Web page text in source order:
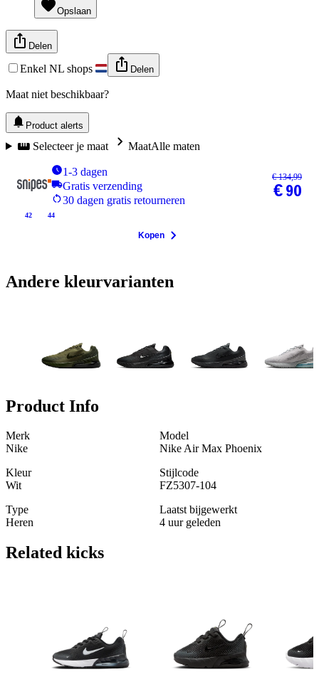
Opslaan
Delen
Enkel NL shops Delen
Maat niet beschikbaar?
Product alerts
Selecteer je maat MaatAlle maten
1-3 dagen
Gratis verzending
30 dagen gratis retourneren
42 44
€ 134,99
€ 90
Kopen
Andere kleurvarianten
Product Info
Merk
Nike
Model
Nike Air Max Phoenix
Kleur
Wit
Stijlcode
FZ5307-104
Type
Heren
Laatst bijgewerkt
4 uur geleden
Related kicks